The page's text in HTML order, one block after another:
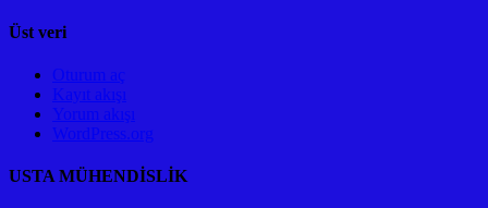
Üst veri
Oturum aç
Kayıt akışı
Yorum akışı
WordPress.org
USTA MÜHENDİSLİK